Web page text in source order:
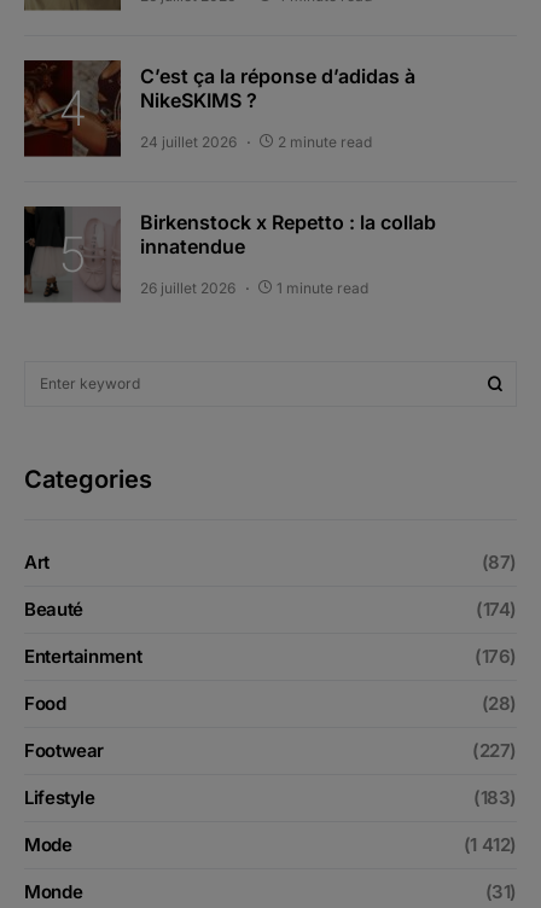
C’est ça la réponse d’adidas à
NikeSKIMS ?
24 juillet 2026 2 minute read
Birkenstock x Repetto : la collab
innatendue
26 juillet 2026 1 minute read
Categories
Art (87)
Beauté (174)
Entertainment (176)
Food (28)
Footwear (227)
Lifestyle (183)
Mode (1 412)
Monde (31)